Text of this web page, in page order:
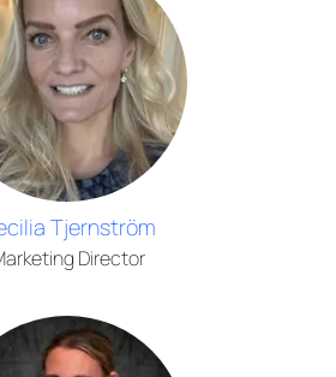
Tjernström
Director